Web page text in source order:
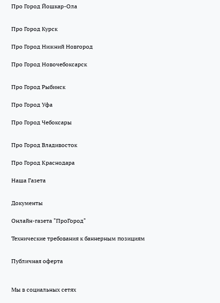
Про Город Йошкар-Ола
Про Город Курск
Про Город Нижний Новгород
Про Город Новочебоксарск
Про Город Рыбинск
Про Город Уфа
Про Город Чебоксары
Про Город Владивосток
Про Город Краснодара
Наша Газета
Документы
Онлайн-газета "ПроГород"
Технические требования к баннерным позициям
Публичная оферта
Мы в социальных сетях